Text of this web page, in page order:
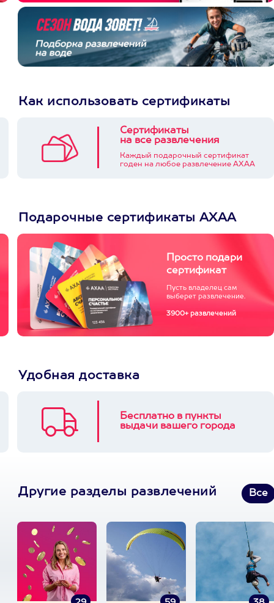
Как использовать сертификаты
Сертификаты
на все развлечения
Каждый подарочный сертификат
годен на любое развлечение АХАА
Подарочные сертификаты АХАА
Просто подари
сертификат
Пусть владелец сам
выберет развлечение.
3900+ развлечений
Удобная доставка
Бесплатно в пункты
выдачи вашего города
Другие разделы развлечений Все